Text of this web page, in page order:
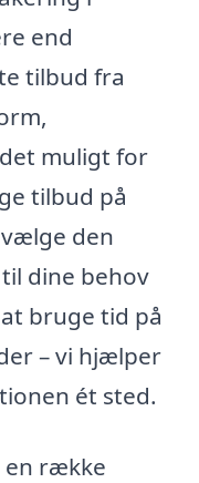
end
tilbud fra
muligt for
tilbud på
den
dine behov
bruge tid på
– vi hjælper
ét sted.
en række